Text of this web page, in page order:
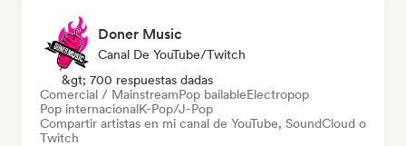
Doner Music
Canal De YouTube/Twitch
&gt; 700 respuestas dadas
Comercial / MainstreamPop bailableElectropop
Pop internacionalK-Pop/J-Pop
Compartir artistas en mi canal de YouTube, SoundCloud o
Twitch